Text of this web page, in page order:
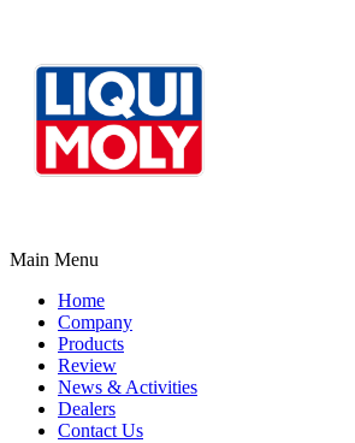
Main Menu
Home
Company
Products
Review
News & Activities
Dealers
Contact Us